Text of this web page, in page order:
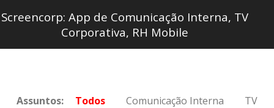
Screencorp: App de Comunicação Interna, TV
Corporativa, RH Mobile
Assuntos: Todos Comunicação Interna TV